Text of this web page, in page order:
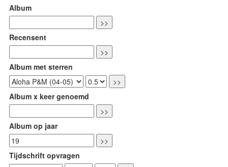
Album
Recensent
Album met sterren
Album x keer genoemd
Album op jaar
Tijdschrift opvragen